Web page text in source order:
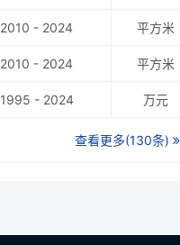
2010 - 2024 平方米
2010 - 2024 平方米
1995 - 2024 万元
查看更多(130条)